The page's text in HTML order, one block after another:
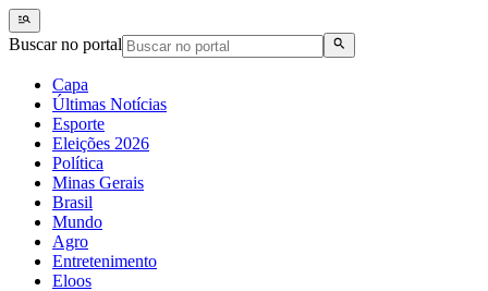
Buscar no portal
Capa
Últimas Notícias
Esporte
Eleições 2026
Política
Minas Gerais
Brasil
Mundo
Agro
Entretenimento
Eloos